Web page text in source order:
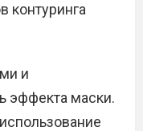
контуринга
и
эффекта маски.